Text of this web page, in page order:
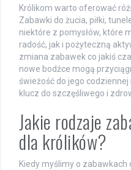
Królikom warto oferować
Zabawki do żucia, piłki,
niektóre z pomysłów, które
radość, jak i pożyteczną
zmiana zabawek co jakiś
nowe bodźce mogą
świeżość do jego
klucz do szczęśliwego i
Jakie rodzaje
dla królików?
Kiedy myślimy o zabawkach